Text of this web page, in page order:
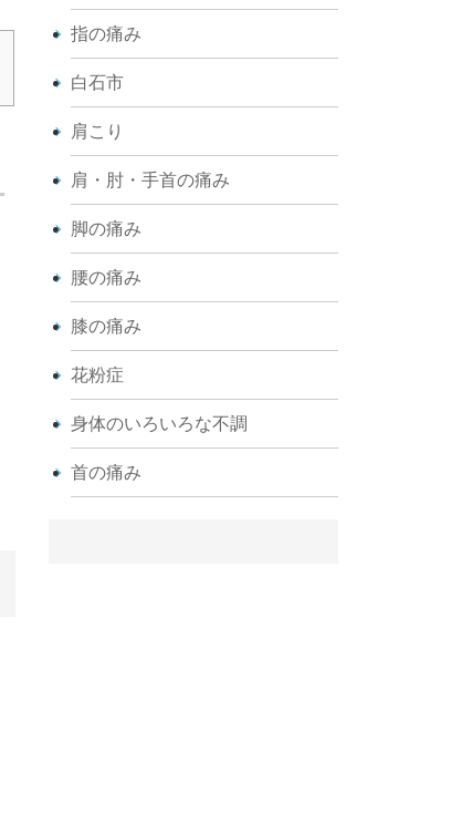
指の痛み
白石市
肩こり
肩・肘・手首の痛み
脚の痛み
腰の痛み
膝の痛み
花粉症
身体のいろいろな不調
首の痛み